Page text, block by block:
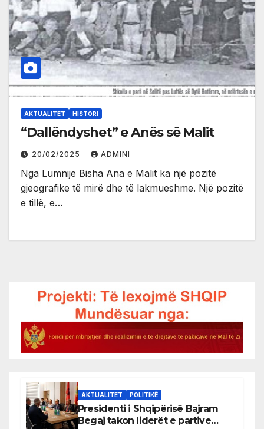
AKTUALITET HISTORI
“Dallëndyshet” e Anës së Malit
20/02/2025 ADMINI
Nga Lumnije Bisha Ana e Malit ka një pozitë
gjeografike të mirë dhe të lakmueshme. Një pozitë
e tillë, e…
AKTUALITET POLITIKË
Presidenti i Shqipërisë Bajram
Begaj takon liderët e partive